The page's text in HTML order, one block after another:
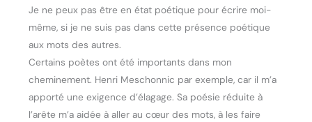
Je ne peux pas être en état poétique pour écrire moi-
même, si je ne suis pas dans cette présence poétique
aux mots des autres.
Certains poètes ont été importants dans mon
cheminement. Henri Meschonnic par exemple, car il m’a
apporté une exigence d’élagage. Sa poésie réduite à
l’arête m’a aidée à aller au cœur des mots, à les faire